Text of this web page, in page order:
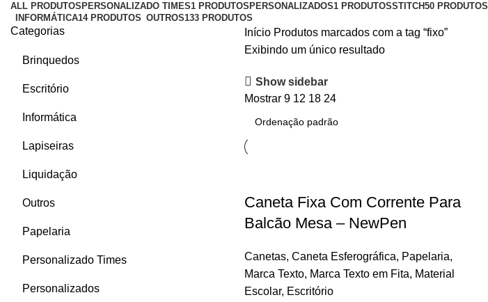
ALL PRODUTOS PERSONALIZADO TIMES1 PRODUTOS PERSONALIZADOS1 PRODUTOSSTITCH50 PRODUTOS
INFORMÁTICA14 PRODUTOS OUTROS133 PRODUTOS
Categorias
Brinquedos
Escritório
Informática
Lapiseiras
Liquidação
Outros
Papelaria
Personalizado Times
Personalizados
Início Produtos marcados com a tag “fixo”
Exibindo um único resultado
Show sidebar
Mostrar 9 12 18 24
Caneta Fixa Com Corrente Para
Balcão Mesa – NewPen
Canetas, Caneta Esferográfica, Papelaria,
Marca Texto, Marca Texto em Fita, Material
Escolar, Escritório